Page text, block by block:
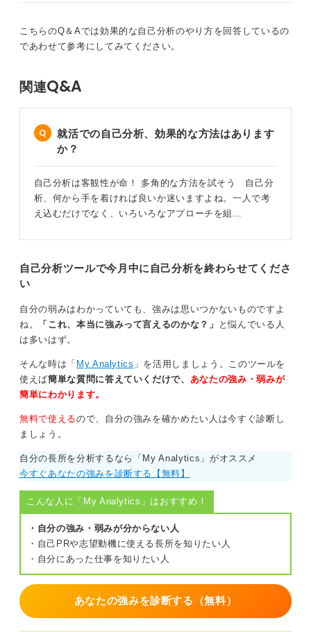
こちらのQ＆Aでは効果的な自己分析のやり方を回答しているの
であわせて参考にしてみてください。
関連Q&A
就活での自己分析、効果的な方法はあります
か？
自己分析は客観性が命！ 多角的な方法を試そう 自己分
析、何から手を着ければ良いか迷いますよね。一人で考
え込むだけでなく、いろいろなアプローチを組…
自己分析ツールで今月中に自己分析を終わらせてくださ
い
自分の弱みはわかっていても、強みは思いつかないものですよ
ね。
「これ、本当に強みって言えるのかな？」
と悩んでいる人
は多いはず。
そんな時は「 My Analytics 」を活用しましょう。このツールを
使えば簡単な質問に答えていくだけで、 あなたの強み・弱みが
簡単にわかります。
無料で使えるので、自分の強みを確かめたい人は今すぐ診断し
ましょう。
自分の長所を分析するなら「My Analytics」がオススメ
今すぐあなたの強みを診断する【無料】
こんな人に「My Analytics」はおすすめ！
・自分の強み・弱みが分からない人
・自己PRや志望動機に使える長所を知りたい人
・自分にあった仕事を知りたい人
あなたの強みを診断する（無料）